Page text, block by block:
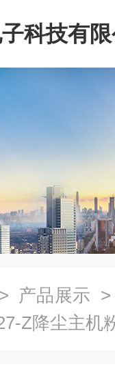
科技有
产品展示
Z降尘主机